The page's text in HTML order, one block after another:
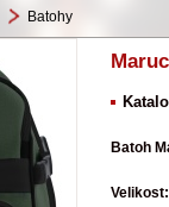
Batohy
Batoh